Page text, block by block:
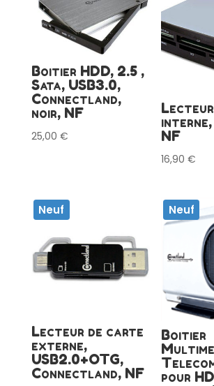
Boitier HDD, 2.5 ,
Sata, USB3.0,
Connectland,
noir, NF
25,00 €
interne,
NF
16,90€
Neuf
Lecteur de carte
externe,
USB2.0+OTG,
Connectland, NF
Neuf
Boitier
pour